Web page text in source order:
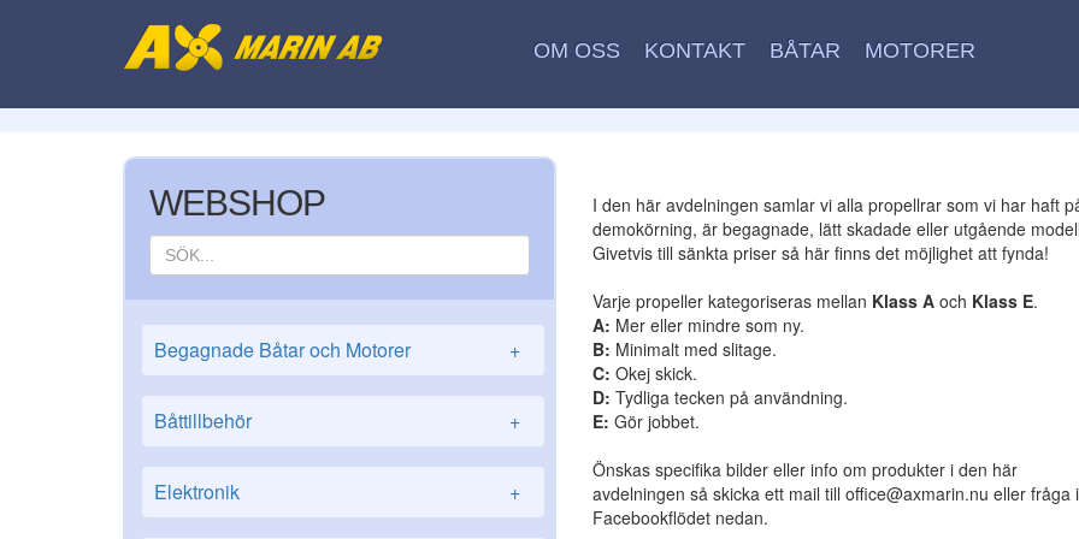
OM OSS KONTAKT BÅTAR MOTORER
WEBSHOP
Begagnade Båtar och Motorer +
Båttillbehör +
Elektronik +
I den här avdelningen samlar vi alla propellrar som vi har haft
demokörning, är begagnade, lätt skadade eller utgående
Givetvis till sänkta priser så här finns det möjlighet att fynda!
Varje propeller kategoriseras mellan Klass A och Klass E.
A: Mer eller mindre som ny.
B: Minimalt med slitage.
C: Okej skick.
D: Tydliga tecken på användning.
E: Gör jobbet.
Önskas specifika bilder eller info om produkter i den här
avdelningen så skicka ett mail till office@axmarin.nu eller fråga i
Facebookflödet nedan.